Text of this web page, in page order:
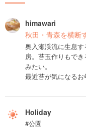
himawari
秋田・青森を横断
奥入瀬渓流に生息
房。苔玉作りもで
みたい。
最近苔が気になるお
Holiday
#公園